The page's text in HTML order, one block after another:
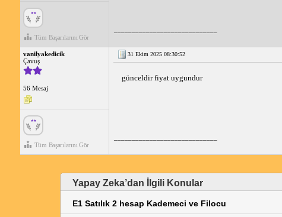
Tüm Başarılarını Gör
vanilyakedicik
Çavuş
56 Mesaj
Tüm Başarılarını Gör
31 Ekim 2025 08:30:52
günceldir fiyat uygundur
Yapay Zeka’dan İlgili Konular
E1 Satılık 2 hesap Kademeci ve Filocu